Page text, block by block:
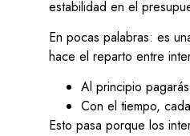
estabilidad en el
En pocas palabras: es
hace el reparto entre
Al principio
Con el tiempo,
Esto pasa porque los